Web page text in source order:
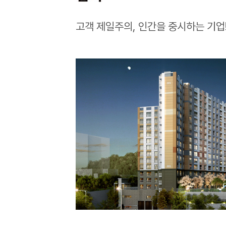
고객 제일주의, 인간을 중시하는 기